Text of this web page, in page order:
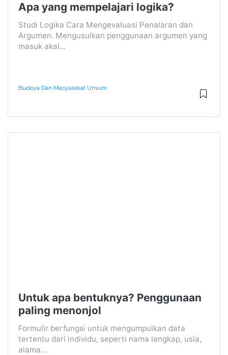
Apa yang mempelajari logika?
Studi Logika Cara Mengevaluasi Penalaran dan
Argumen. Mengusulkan penggunaan argumen yang
masuk akal...
Budaya Dan Masyarakat Umum
Untuk apa bentuknya? Penggunaan
paling menonjol
Formulir berfungsi untuk mengumpulkan data
tertentu dari individu, seperti nama lengkap, usia,
alama...